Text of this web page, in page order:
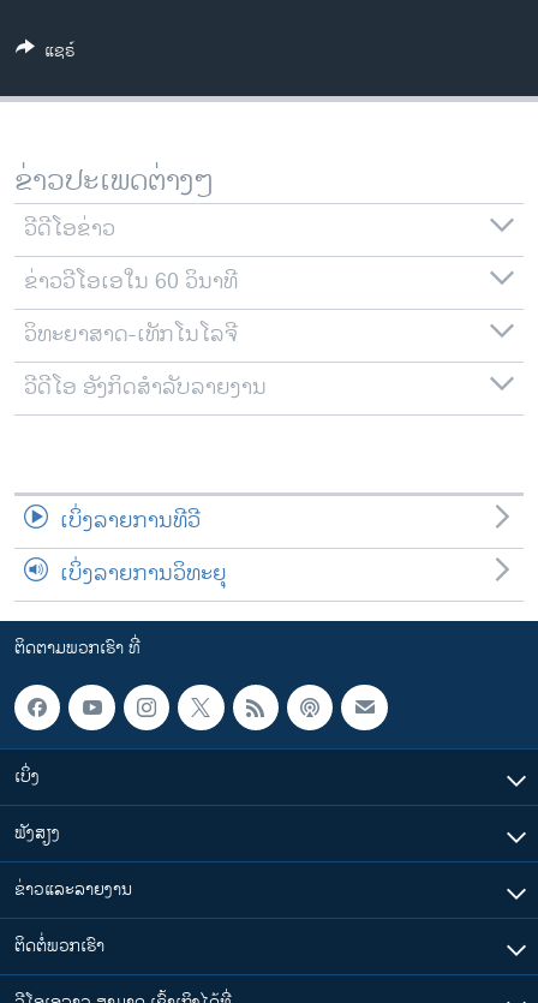
ພາສາອັງກິດ
ລາຍການກະຈາຍສຽງ
ລາຍງານ
ຕິດຕາມພວກເຮົາ ທີ່
ພາສາຕ່າງໆ
ແຊຣ໌
ຂ່າວປະເພດຕ່າງໆ
ວີດີໂອຂ່າວ
ຂ່າວວີໂອເອໃນ 60 ວິນາທີ
ວິທະຍາສາດ-ເທັກໂນໂລຈີ
ວີດີໂອ ອັງກິດສຳລັບລາຍງານ
ເບິ່ງລາຍການທີວີ
ເບິ່ງລາຍການວິທະຍຸ
ຕິດຕາມພວກເຮົາ ທີ່
ເບິ່ງ
ຟັງສຽງ
ຂ່າວແລະລາຍງານ
ຕິດຕໍ່ພວກເຮົາ